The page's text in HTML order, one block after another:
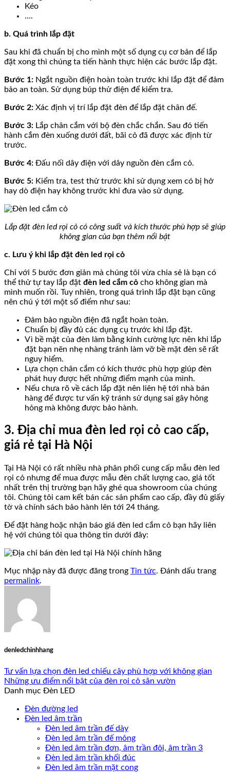
Kéo
….
b. Quá trình lắp đặt
Sau khi đã chuẩn bị cho mình một số dụng cụ cơ bản để lắp
đặt xong thì chúng ta tiến hành thực hiện các bước lắp đặt.
Bước 1: Ngắt nguồn điện hoàn toàn trước khi lắp đặt để đảm
bảo an toàn. Sử dụng búp thử điện để kiểm tra.
Bước 2: Xác định vị trí lắp đặt đèn để lắp đặt chân đế.
Bước 3: Lắp chân cắm với bộ đèn chắc chắn. Sau đó tiến
hành cắm đèn xuống dưới đất, bãi cỏ đã được xác định từ
trước.
Bước 4: Đấu nối dây điện với dây nguồn đèn cắm cỏ.
Bước 5: Kiểm tra, test thử trước khi sử dụng xem có bị hở
hay dò điện hay không trước khi đưa vào sử dụng.
Lắp đặt đèn led rọi cỏ có công suất và kích thước phù hợp sẽ giúp
không gian của bạn thêm nổi bật
c. Lưu ý khi lắp đặt đèn led rọi cỏ
Chỉ với 5 bước đơn giản mà chúng tôi vừa chia sẻ là bạn có
thể thử tự tay lắp đặt đèn led cắm cỏ cho không gian mà
mình muốn rồi. Tuy nhiên, trong quá trình lắp đặt bạn cũng
nên chú ý tới một số điểm như sau:
Đảm bảo nguồn điện đã ngắt hoàn toàn.
Chuẩn bị đầy đủ các dụng cụ trước khi lắp đặt.
Vì bề mặt của đèn làm bằng kính cường lực nên khi lắp
đặt bạn nên nhẹ nhàng tránh làm vỡ bề mặt đèn sẽ rất
nguy hiểm.
Lựa chọn chân cắm có kích thước phù hợp giúp đèn
phát huy được hết những điểm mạnh của mình.
Nếu chưa rõ về cách lắp đặt nên liên hệ tới nhà bán
hàng để được tư vấn kỹ tránh sử dụng sai gây hỏng
hỏng mà không được bảo hành.
3. Địa chỉ mua đèn led rọi cỏ cao cấp,
giá rẻ tại Hà Nội
Tại Hà Nội có rất nhiều nhà phân phối cung cấp mẫu đèn led
rọi cỏ nhưng để mua được mẫu đèn chất lượng cao, giá tốt
nhất trên thị trường bạn hãy ghé qua showroom của chúng
tôi. Chúng tôi cam kết bán các sản phẩm cao cấp, đầy đủ giấy
tờ và chính sách bảo hành lên tới 24 tháng.
Để đặt hàng hoặc nhận báo giá đèn led cắm cỏ bạn hãy liên
hệ với chúng tôi qua thông tin dưới đây:
Mục nhập này đã được đăng trong Tin tức. Đánh dấu trang
permalink.
denledchinhhang
Tư vấn lựa chọn đèn led chiếu cây phù hợp với không gian
Những ưu điểm nổi bật của đèn rọi cỏ sân vườn
Danh mục Đèn LED
Đèn đường led
Đèn led âm trần
Đèn led âm trần đế dày
Đèn led âm trần đế mỏng
Đèn led âm trần đơn, âm trần đôi, âm trần 3
Đèn led âm trần khối đúc
Đèn led âm trần mặt cong